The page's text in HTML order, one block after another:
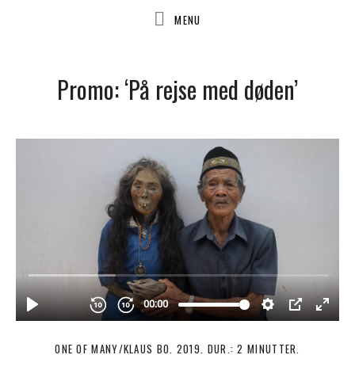
Promo: ‘På rejse med døden’
ONE OF MANY/KLAUS BO. 2019. DUR.: 2 MINUTTER.